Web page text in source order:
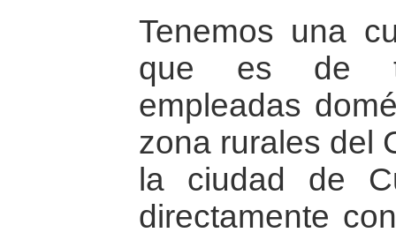
Tenemos una
que es de
empleadas
zona rurales del
la ciudad de
directamente